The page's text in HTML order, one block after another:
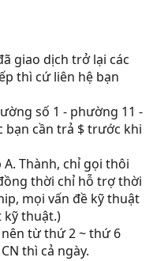
giao dịch trở lại các
thì cứ liên hệ bạn
số 1 - phường 11 -
bạn cần trả $ trước khi
A. Thành, chỉ gọi thôi
thời chỉ hỗ trợ thời
mọi vấn đề kỹ thuật
kỹ thuật.)
từ thứ 2 ~ thứ 6
thì cả ngày.